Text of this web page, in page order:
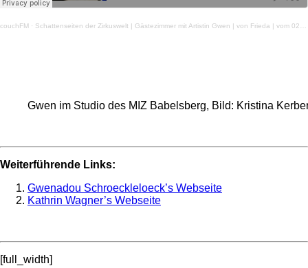
couchFM · Schattenseiten der Zirkuswelt | Gästezimmer mit Artistin Gwen | von Frieda | vom 02.09.2021
Gwen im Studio des MIZ Babelsberg, Bild: Kristina
Weiterführende Links:
Gwenadou Schroeckleloeck’s Webseite
Kathrin Wagner’s Webseite
[full_width]